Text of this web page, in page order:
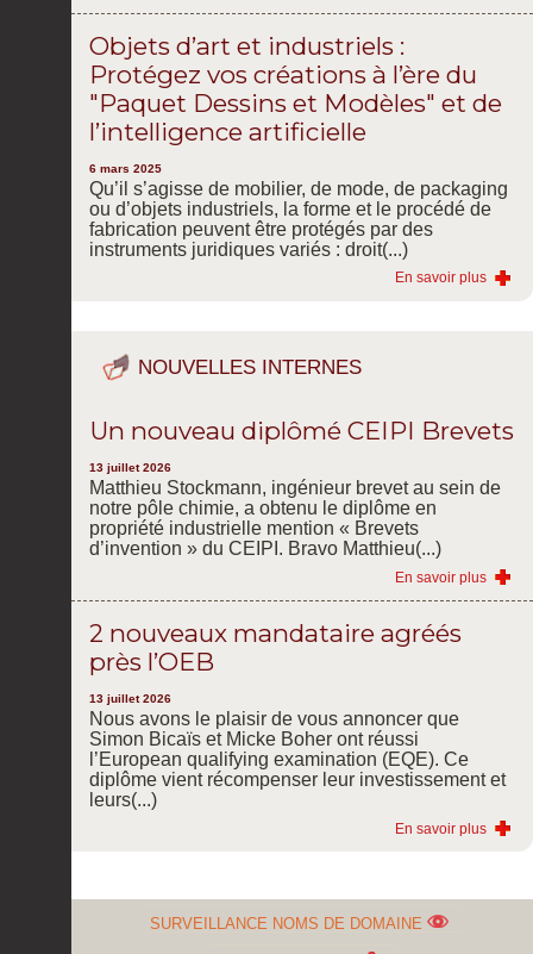
Objets d’art et industriels :
Protégez vos créations à l’ère du
"Paquet Dessins et Modèles" et de
l’intelligence artificielle
6 mars 2025
Qu’il s’agisse de mobilier, de mode, de packaging
ou d’objets industriels, la forme et le procédé de
fabrication peuvent être protégés par des
instruments juridiques variés : droit(...)
En savoir plus
NOUVELLES INTERNES
Un nouveau diplômé CEIPI Brevets
13 juillet 2026
Matthieu Stockmann, ingénieur brevet au sein de
notre pôle chimie, a obtenu le diplôme en
propriété industrielle mention « Brevets
d’invention » du CEIPI. Bravo Matthieu(...)
En savoir plus
2 nouveaux mandataire agréés
près l’OEB
13 juillet 2026
Nous avons le plaisir de vous annoncer que
Simon Bicaïs et Micke Boher ont réussi
l’European qualifying examination (EQE). Ce
diplôme vient récompenser leur investissement et
leurs(...)
En savoir plus
SURVEILLANCE NOMS DE DOMAINE